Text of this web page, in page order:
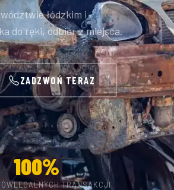
łódzkim i
do ręki, odbiór z miejsca.
ZADZWOŃ TERAZ
100%
LEGALNYCH TRANSAKCJI